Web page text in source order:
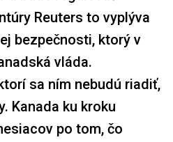
Reuters to vyplýva
bezpečnosti, ktorý v
vláda.
sa ním nebudú riadiť,
Kanada ku kroku
po tom, čo